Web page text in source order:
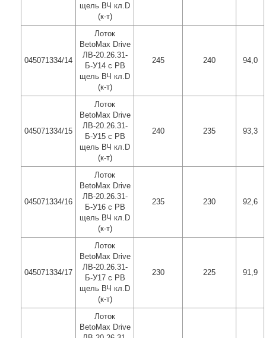
щель ВЧ кл.D
(к-т)
045071334/14
Лоток
BetoMax Drive
ЛВ-20.26.31-
Б-У14 с РВ
щель ВЧ кл.D
(к-т)
245 240 94,0
045071334/15
Лоток
BetoMax Drive
ЛВ-20.26.31-
Б-У15 с РВ
щель ВЧ кл.D
(к-т)
240 235 93,3
045071334/16
Лоток
BetoMax Drive
ЛВ-20.26.31-
Б-У16 с РВ
щель ВЧ кл.D
(к-т)
235 230 92,6
045071334/17
Лоток
BetoMax Drive
ЛВ-20.26.31-
Б-У17 с РВ
щель ВЧ кл.D
(к-т)
230 225 91,9
Лоток
BetoMax Drive